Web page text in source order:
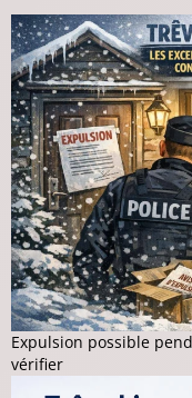
Expulsion possible
vérifier